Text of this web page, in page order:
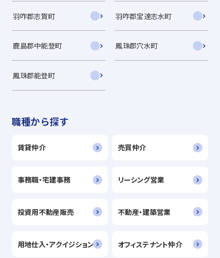
羽咋郡志賀町 羽咋郡宝達志水町
鹿島郡中能登町 鳳珠郡穴水町
鳳珠郡能登町
職種から探す
賃貸仲介 売買仲介
事務職・宅建事務 リーシング営業
投資用不動産販売 不動産・建築営業
用地仕入・アクイジション オフィステナント仲介